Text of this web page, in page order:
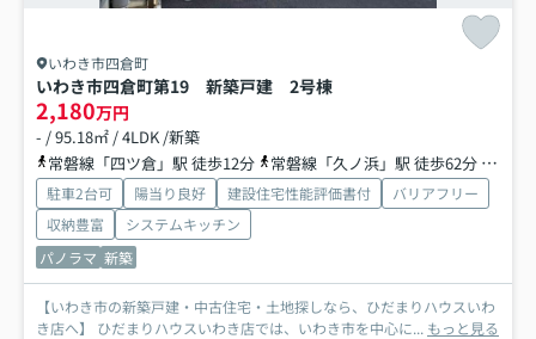
いわき市四倉町
いわき市四倉町第19 新築戸建 2号棟
2,180万円
- / 95.18㎡ / 4LDK /新築
常磐線「四ツ倉」駅 徒歩12分
常磐線「久ノ浜」駅 徒歩62分 常磐
駐車2台可 陽当り良好 建設住宅性能評価書付
バリアフリー
収納豊富
システムキッチン
パノラマ 新築
【いわき市の新築戸建・中古住宅・土地探しなら、ひだまりハウスいわ
き店へ】 ひだまりハウスいわき店では、いわき市を中心に... もっと見る